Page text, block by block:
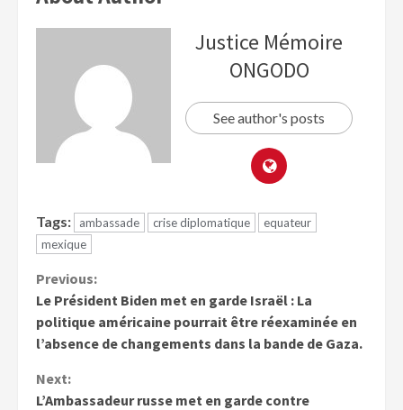
Justice Mémoire
ONGODO
See author's posts
Tags: ambassade crise diplomatique
equateur
mexique
Previous:
Le Président Biden met en garde Israël : La
politique américaine pourrait être réexaminée en
l’absence de changements dans la bande de Gaza.
Next:
L’Ambassadeur russe met en garde contre